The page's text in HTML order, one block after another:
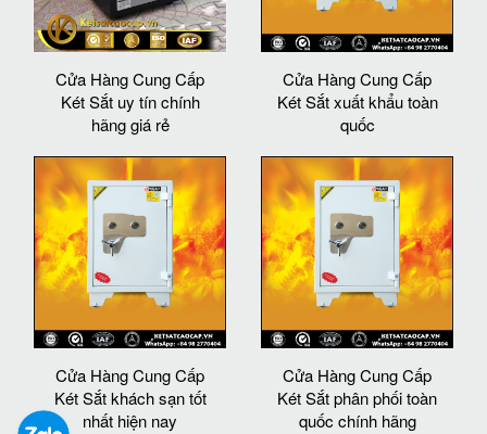
Cửa Hàng Cung Cấp
Két Sắt uy tín chính
hãng giá rẻ
Cửa Hàng Cung Cấp
Két Sắt xuất khẩu toàn
quốc
Cửa Hàng Cung Cấp
Két Sắt khách sạn tốt
nhất hiện nay
Cửa Hàng Cung Cấp
Két Sắt phân phối toàn
quốc chính hãng